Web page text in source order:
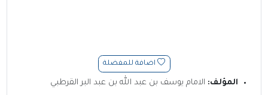
اضافة للمفضلة
المؤلف: الامام يوسف بن عبد الله بن عبد البر القرطبي